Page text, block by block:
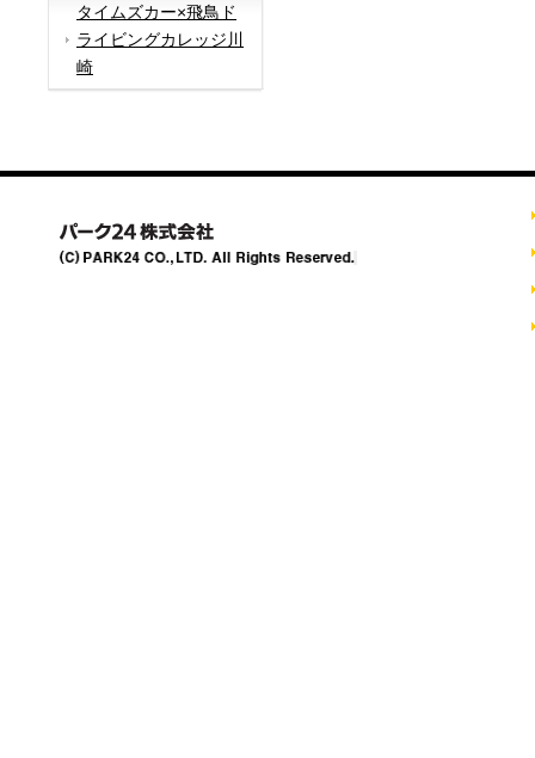
タイムズカー×飛鳥ド
ライビングカレッジ川
崎